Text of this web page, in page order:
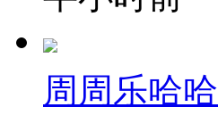
周周乐哈哈